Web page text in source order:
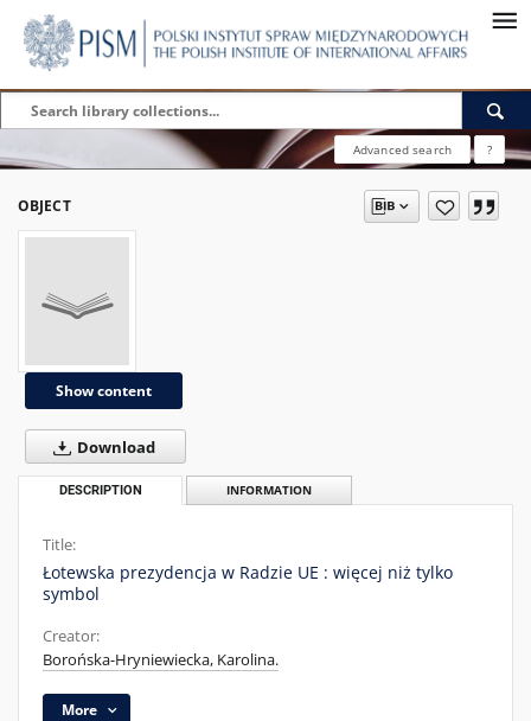
Advanced search ?
OBJECT
Show content
Download
DESCRIPTION INFORMATION
Title:
Łotewska prezydencja w Radzie UE : więcej niż tylko
symbol
Creator:
Borońska-Hryniewiecka, Karolina.
More